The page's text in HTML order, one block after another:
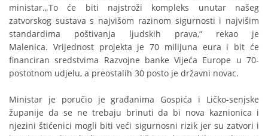
ministar.„To će biti najstroži kompleks unutar našeg
zatvorskog sustava s najvišom razinom sigurnosti i najvišim
standardima poštivanja ljudskih prava,“ rekao je
Malenica. Vrijednost projekta je 70 milijuna eura i bit će
financiran sredstvima Razvojne banke Vijeća Europe u 70-
postotnom udjelu, a preostalih 30 posto je državni novac.
Ministar je poručio je građanima Gospića i Ličko-senjske
županije da se ne trebaju brinuti da bi nova kaznionica i
njezini štićenici mogli biti veći sigurnosni rizik jer su zatvori i